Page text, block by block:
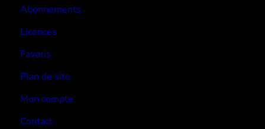
Abonnements
Licences
Favoris
Plan de site
Mon compte
Contact